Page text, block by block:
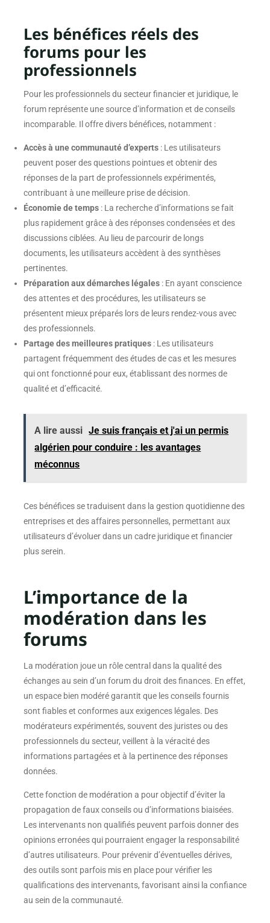
Les bénéfices réels des
forums pour les
professionnels
Pour les professionnels du secteur financier et juridique, le
forum représente une source d’information et de conseils
incomparable. Il offre divers bénéfices, notamment :
Accès à une communauté d’experts: Les utilisateurs
peuvent poser des questions pointues et obtenir des
réponses de la part de professionnels expérimentés,
contribuant à une meilleure prise de décision.
Économie de temps: La recherche d’informations se fait
plus rapidement grâce à des réponses condensées et des
discussions ciblées. Au lieu de parcourir de longs
documents, les utilisateurs accèdent à des synthèses
pertinentes.
Préparation aux démarches légales: En ayant conscience
des attentes et des procédures, les utilisateurs se
présentent mieux préparés lors de leurs rendez-vous avec
des professionnels.
Partage des meilleures pratiques: Les utilisateurs
partagent fréquemment des études de cas et les mesures
qui ont fonctionné pour eux, établissant des normes de
qualité et d’efficacité.
A lire aussi Je suis français et j'ai un permis
algérien pour conduire : les avantages
méconnus
Ces bénéfices se traduisent dans la gestion quotidienne des
entreprises et des affaires personnelles, permettant aux
utilisateurs d’évoluer dans un cadre juridique et financier
plus serein.
L’importance de la
modération dans les
forums
La modération joue un rôle central dans la qualité des
échanges au sein d’un forum du droit des finances. En effet,
un espace bien modéré garantit que les conseils fournis
sont fiables et conformes aux exigences légales. Des
modérateurs expérimentés, souvent des juristes ou des
professionnels du secteur, veillent à la véracité des
informations partagées et à la pertinence des réponses
données.
Cette fonction de modération a pour objectif d’éviter la
propagation de faux conseils ou d’informations biaisées.
Les intervenants non qualifiés peuvent parfois donner des
opinions erronées qui pourraient engager la responsabilité
d’autres utilisateurs. Pour prévenir d’éventuelles dérives,
des outils sont parfois mis en place pour vérifier les
qualifications des intervenants, favorisant ainsi la confiance
au sein de la communauté.